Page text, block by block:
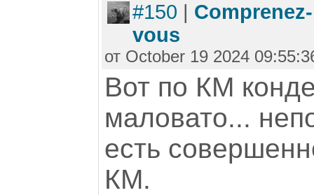
#150 | Comprenez-
vous
от October 19 2024
Вот по КМ
маловато...
есть
КМ.